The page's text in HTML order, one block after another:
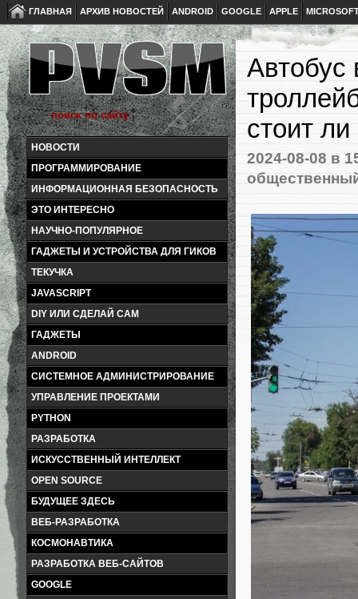
ГЛАВНАЯ АРХИВ НОВОСТЕЙ ANDROID GOOGLE APPLE
НОВОСТИ
ПРОГРАММИРОВАНИЕ
ИНФОРМАЦИОННАЯ БЕЗОПАСНОСТЬ
ЭТО ИНТЕРЕСНО
НАУЧНО-ПОПУЛЯРНОЕ
ГАДЖЕТЫ И УСТРОЙСТВА ДЛЯ ГИКОВ
ТЕКУЧКА
JAVASCRIPT
DIY ИЛИ СДЕЛАЙ САМ
ГАДЖЕТЫ
ANDROID
СИСТЕМНОЕ АДМИНИСТРИРОВАНИЕ
УПРАВЛЕНИЕ ПРОЕКТАМИ
PYTHON
РАЗРАБОТКА
ИСКУССТВЕННЫЙ ИНТЕЛЛЕКТ
OPEN SOURCE
БУДУЩЕЕ ЗДЕСЬ
ВЕБ-РАЗРАБОТКА
КОСМОНАВТИКА
РАЗРАБОТКА ВЕБ-САЙТОВ
GOOGLE
Автобус
стоит
2024-08-08 в